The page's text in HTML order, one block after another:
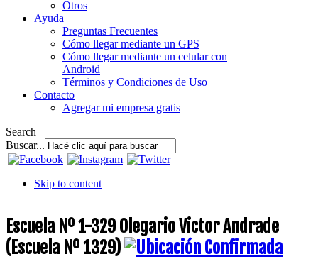
Otros
Ayuda
Preguntas Frecuentes
Cómo llegar mediante un GPS
Cómo llegar mediante un celular con
Android
Términos y Condiciones de Uso
Contacto
Agregar mi empresa gratis
Search
Buscar...
Skip to content
Escuela Nº 1-329 Olegario Victor Andrade
(Escuela Nº 1329)